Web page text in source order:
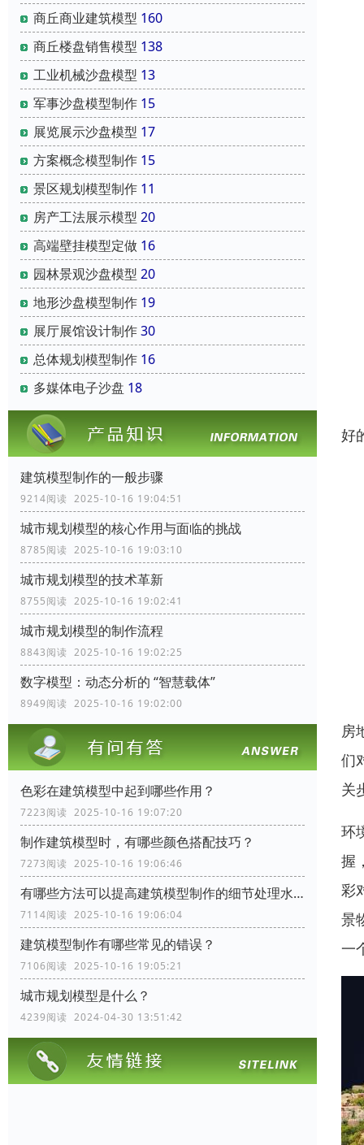
商丘商业建筑模型 160
商丘楼盘销售模型 138
工业机械沙盘模型 13
军事沙盘模型制作 15
展览展示沙盘模型 17
方案概念模型制作 15
景区规划模型制作 11
房产工法展示模型 20
高端壁挂模型定做 16
园林景观沙盘模型 20
地形沙盘模型制作 19
展厅展馆设计制作30
总体规划模型制作 16
多媒体电子沙盘 18
建筑模型制作的一般步骤
9214阅读 2025-10-16 19:04:51
城市规划模型的核心作用与面临的挑战
8785阅读 2025-10-16 19:03:10
城市规划模型的技术革新
8755阅读 2025-10-16 19:02:41
城市规划模型的制作流程
8843阅读 2025-10-16 19:02:25
数字模型：动态分析的 “智慧载体”
8949阅读 2025-10-16 19:02:00
色彩在建筑模型中起到哪些作用？
7223阅读 2025-10-16 19:07:20
制作建筑模型时，有哪些颜色搭配技巧？
7273阅读 2025-10-16 19:06:46
有哪些方法可以提高建筑模型制作的细节处理水平？
7114阅读 2025-10-16 19:06:04
建筑模型制作有哪些常见的错误？
7106阅读 2025-10-16 19:05:21
城市规划模型是什么？
4239阅读 2024-04-30 13:51:42
好
房
们
关
环
握
彩
景
一